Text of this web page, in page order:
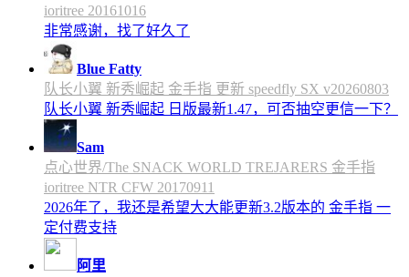
ioritree 20161016
非常感谢，找了好久了
Blue Fatty
队长小翼 新秀崛起 金手指 更新 speedfly SX v20260803
队长小翼 新秀崛起 日版最新1.47，可否抽空更信一下？
Sam
点心世界/The SNACK WORLD TREJARERS 金手指
ioritree NTR CFW 20170911
2026年了，我还是希望大大能更新3.2版本的 金手指 一
定付费支持
阿里